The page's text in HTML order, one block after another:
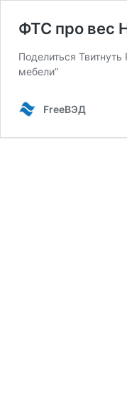
ФТС про вес
Поделиться
мебели”
FreeВЭД